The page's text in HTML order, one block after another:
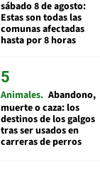
sábado 8 de agosto:
Estas son todas las
comunas afectadas
hasta por 8 horas
Animales Abandono,
muerte o caza: los
destinos de los galgos
tras ser usados en
carreras de perros